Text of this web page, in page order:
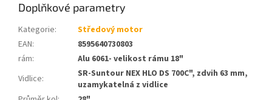
Doplňkové parametry
Kategorie:
Středový motor
EAN:
8595640730803
rám:
Alu 6061- velikost rámu 18"
Vidlice:
SR-Suntour NEX HLO DS 700C", zdvih 63 mm,
uzamykatelná z vidlice